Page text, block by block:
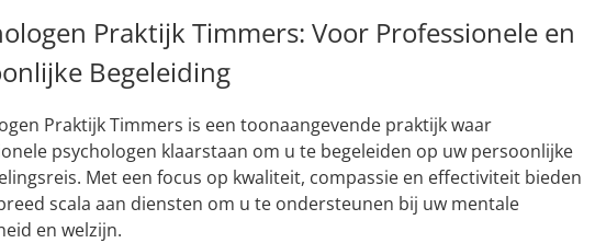
Praktijk Timmers: Voor Professionele en
Begeleiding
Praktijk Timmers is een toonaangevende praktijk waar
psychologen klaarstaan om u te begeleiden op uw persoonlijke
Met een focus op kwaliteit, compassie en effectiviteit bieden
scala aan diensten om u te ondersteunen bij uw mentale
en welzijn.